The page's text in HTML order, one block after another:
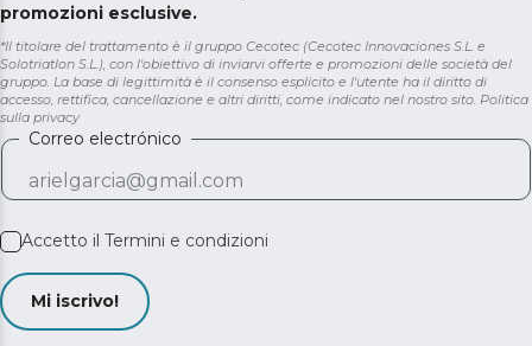
promozioni esclusive.
*Il titolare del trattamento è il gruppo Cecotec (Cecotec Innovaciones S.L. e
Solotriatlon S.L.), con l'obiettivo di inviarvi offerte e promozioni delle società del
gruppo. La base di legittimità è il consenso esplicito e l'utente ha il diritto di
accesso, rettifica, cancellazione e altri diritti, come indicato nel nostro sito. Politica
sulla privacy
Correo electrónico
Accetto il Termini e condizioni
Mi iscrivo!